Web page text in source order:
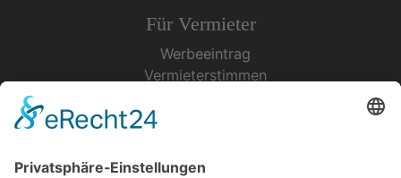
Für Vermieter
Werbeeintrag
Vermieterstimmen